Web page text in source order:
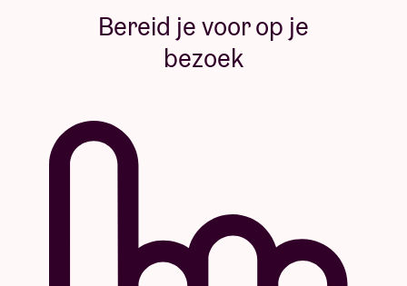
Bereid je voor op je
bezoek